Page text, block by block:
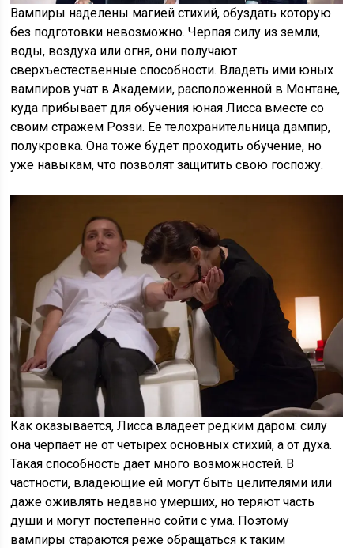
Вампиры наделены магией стихий, обуздать которую
без подготовки невозможно. Черпая силу из земли,
воды, воздуха или огня, они получают
сверхъестественные способности. Владеть ими юных
вампиров учат в Академии, расположенной в Монтане,
куда прибывает для обучения юная Лисса вместе со
своим стражем Роззи. Ее телохранительница дампир,
полукровка. Она тоже будет проходить обучение, но
уже навыкам, что позволят защитить свою госпожу.
Как оказывается, Лисса владеет редким даром: силу
она черпает не от четырех основных стихий, а от духа.
Такая способность дает много возможностей. В
частности, владеющие ей могут быть целителями или
даже оживлять недавно умерших, но теряют часть
души и могут постепенно сойти с ума. Поэтому
вампиры стараются реже обращаться к таким